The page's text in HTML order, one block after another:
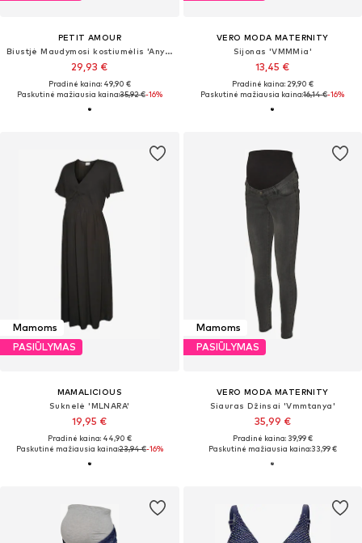
PETIT AMOUR
Biustjė Maudymosi kostiumėlis 'Anya'
29,93 €
Pradinė kaina: 49,90 €
Paskutinė mažiausia kaina:35,92 €-16%
VERO MODA MATERNITY
Sijonas 'VMMMia'
13,45 €
Pradinė kaina: 29,90 €
Paskutinė mažiausia kaina:16,14 €-16%
Mamoms
PASIŪLYMAS
MAMALICIOUS
Suknelė 'MLNARA'
19,95 €
Pradinė kaina: 44,90 €
Paskutinė mažiausia kaina:23,94 €-16%
Mamoms
PASIŪLYMAS
VERO MODA MATERNITY
Siauras Džinsai 'Vmmtanya'
35,99 €
Pradinė kaina: 39,99 €
Paskutinė mažiausia kaina:33,99 €